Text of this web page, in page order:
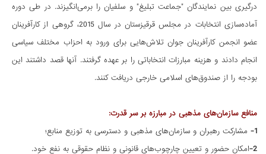
درگیری بین نمایندگان "جماعت تبلیغ" و سلفیان را برمی‌انگیزند. در طی دوره
آماده‌سازی انتخابات در مجلس قرقیزستان در سال 2015، گروهی از کارآفرینان
عضو انجمن کارآفرینان جوان تلاش‌هایی برای ورود به احزاب مختلف سیاسی
انجام دادند و هزینه مبارزات انتخاباتی را بر عهده گرفتند. آنها قصد داشتند این
بودجه را از صندوق‌های اسلامی خارجی دریافت کنند.
منافع سازمان‌های مذهبی در مبارزه بر سر قدرت:
1-
مشارکت رهبران و سازمان‌های مذهبی و دسترسی به توزیع منابع؛
2- امکان حضور و تعیین چارچوب‌های قانونی و نظام حقوقی به نفع خود.